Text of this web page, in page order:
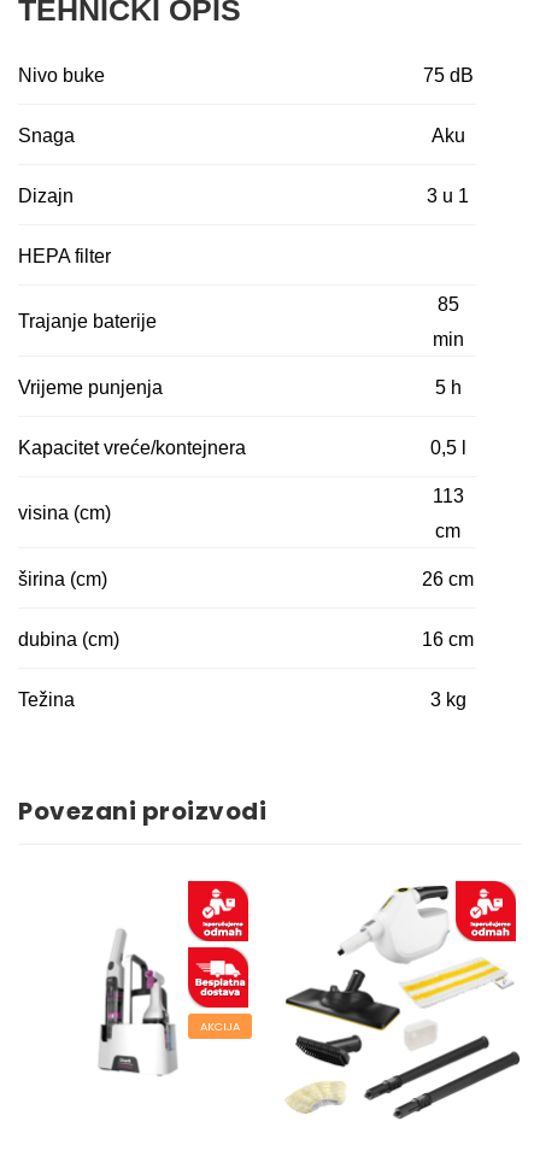
TEHNIČKI OPIS
Nivo buke 75 dB
Snaga Aku
Dizajn 3 u 1
HEPA filter
Trajanje baterije
85
min
Vrijeme punjenja 5 h
Kapacitet vreće/kontejnera 0,5 l
visina (cm)
113
cm
širina (cm) 26 cm
dubina (cm) 16 cm
Težina 3 kg
Povezani proizvodi
AKCIJA